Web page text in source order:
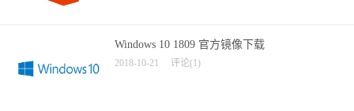
Windows 10 1809 官方镜像下载
2018-10-21 评论(1)